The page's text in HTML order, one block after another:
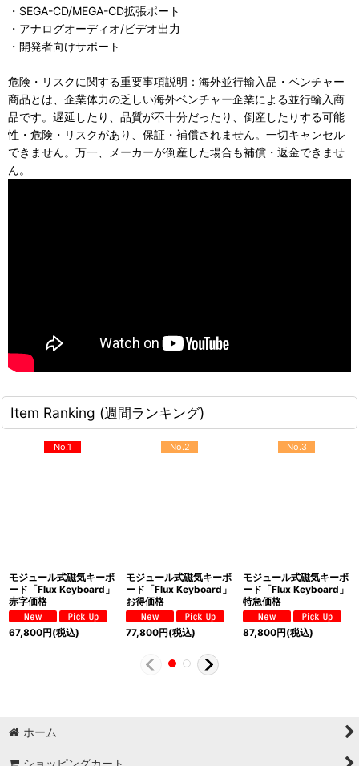
・SEGA-CD/MEGA-CD拡張ポート
・アナログオーディオ/ビデオ出力
・開発者向けサポート
危険・リスクに関する重要事項説明：海外並行輸入品・ベンチャー
商品とは、企業体力の乏しい海外ベンチャー企業による並行輸入商
品です。遅延したり、品質が不十分だったり、倒産したりする可能
性・危険・リスクがあり、保証・補償されません。一切キャンセル
できません。万一、メーカーが倒産した場合も補償・返金できませ
ん。
Item Ranking (週間ランキング)
No.1
モジュール式磁気キーボ
ード「Flux Keyboard」
赤字価格
67,800円(税込)
No.2
モジュール式磁気キーボ
ード「Flux Keyboard」
お得価格
77,800円(税込)
No.3
モジュール式磁気キーボ
ード「Flux Keyboard」
特急価格
87,800円(税込)
ホーム
ショッピングカート